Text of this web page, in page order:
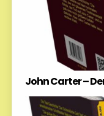
John Carter –